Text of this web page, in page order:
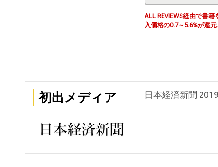
ALL REVIEWS経由で書
入価格の0.7～5.6%が還
初出メディア 日本経済新聞